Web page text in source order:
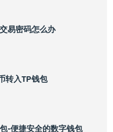
易密码怎么办
转入TP钱包
-便捷安全的数字钱包